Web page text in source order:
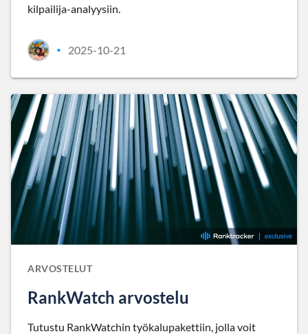
kilpailija-analyysiin.
• 2025-10-21
ARVOSTELUT
RankWatch arvostelu
Tutustu RankWatchin työkalupakettiin, jolla voit